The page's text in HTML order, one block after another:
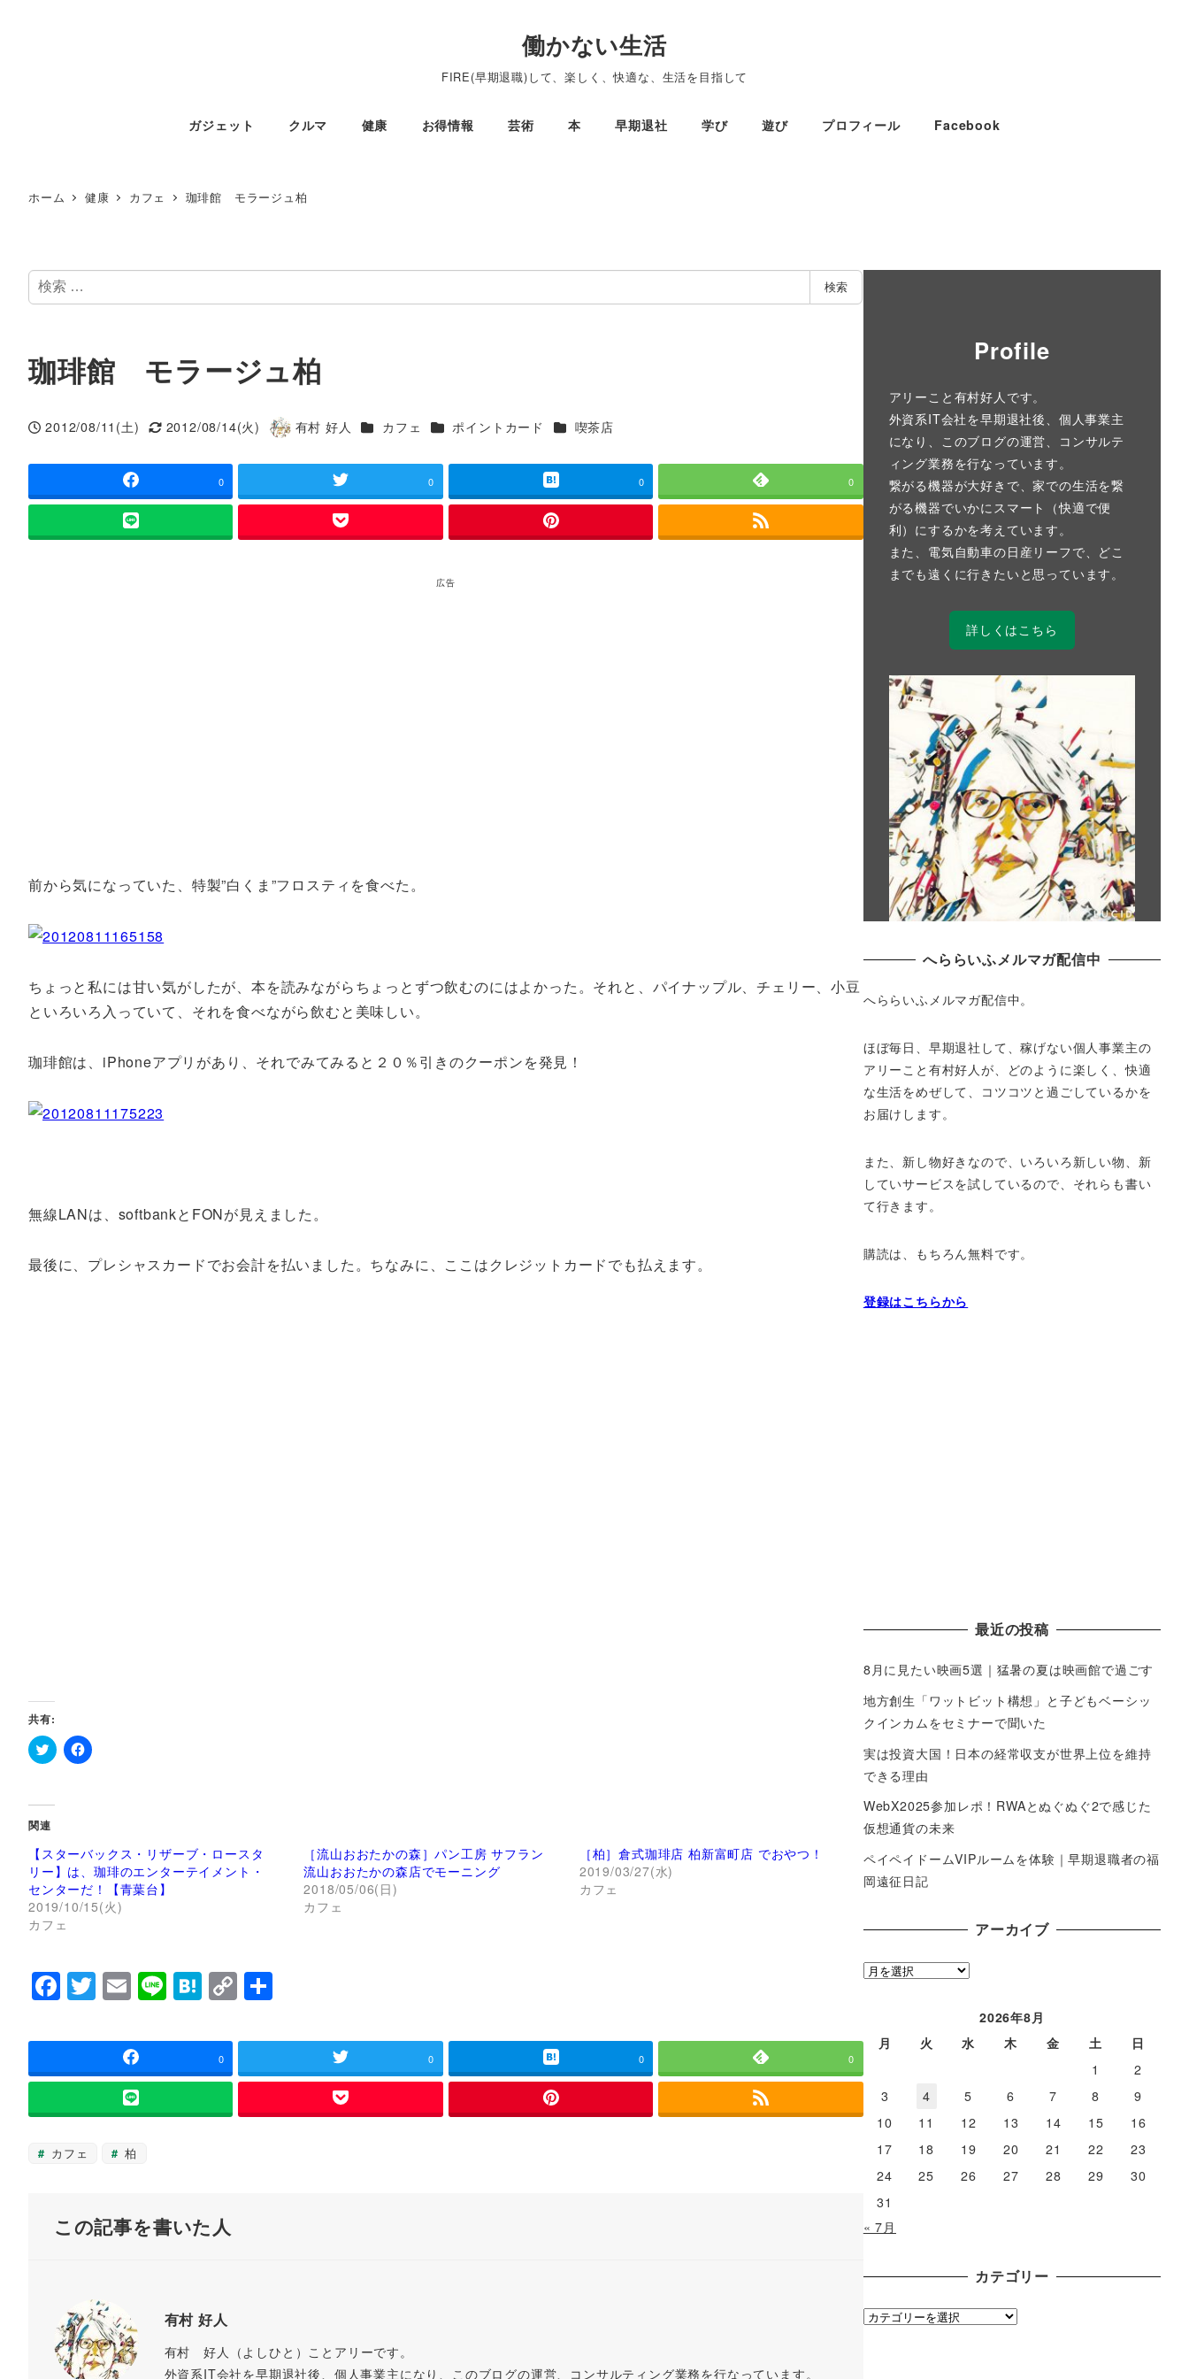
働かない生活
FIRE(早期退職)して、楽しく、快適な、生活を目指して
ガジェット クルマ 健康 お得情報 芸術 本 早期退社 学び 遊び プロフィール Facebook
ホーム 健康 カフェ 珈琲館 モラージュ柏
検
索
検索
珈琲館 モラージュ柏
投稿日
2012/08/11(土)
更新日
2012/08/14(火)
著
有村 好人 カテゴリー
カフェ カテゴリー
ポイントカード カテゴリー
喫茶店
0 0 0 0
広告
前から気になっていた、特製”白くま”フロスティを食べた。
ちょっと私には甘い気がしたが、本を読みながらちょっとずつ飲むのにはよかった。それと、パイナップル、チェリー、小豆
といろいろ入っていて、それを食べながら飲むと美味しい。
珈琲館は、iPhoneアプリがあり、それでみてみると２０％引きのクーポンを発見！
無線LANは、softbankとFONが見えました。
最後に、プレシャスカードでお会計を払いました。ちなみに、ここはクレジットカードでも払えます。
共有:
ク
し
て
T
i
t
t
e
r
で
共
有
し
い
ウ
ィ
ウ
き
ま
F
で
共
有
す
る
に
ク
し
て
く
い
し
い
ン
で
関連
【スターバックス・リザーブ・ロースタ
リー】は、珈琲のエンターテイメント・
センターだ！【青葉台】
2019/10/15(火)
カフェ
［流山おおたかの森］パン工房 サフラン
流山おおたかの森店でモーニング
2018/05/06(日)
カフェ
［柏］倉式珈琲店 柏新富町店 でおやつ！
2019/03/27(水)
カフェ
F
a
c
e
o
o
T
wi
tt
er
E
m
ai
l
Li
n
e
H
at
e
n
C
o
p
y
n
0 0 0 0
カフェ 柏
この記事を書いた人
有村 好人
有村 好人（よしひと）ことアリーです。
外資系IT会社を早期退社後、個人事業主になり、このブログの運営、コンサルティング業務を行なっています。
Profile
アリーこと有村好人です。
外資系IT会社を早期退社後、個人事業主
になり、このブログの運営、コンサルテ
ィング業務を行なっています。
繋がる機器が大好きで、家での生活を繋
がる機器でいかにスマート（快適で便
利）にするかを考えています。
また、電気自動車の日産リーフで、どこ
までも遠くに行きたいと思っています。
詳しくはこちら
へららいふメルマガ配信中
へららいふメルマガ配信中。
ほぼ毎日、早期退社して、稼げない個人事業主の
アリーこと有村好人が、どのように楽しく、快適
な生活をめぜして、 コツコツと過ごしているかを
お届けします。
また、新し物好きなので、いろいろ新しい物、 新
していサービスを試しているので、それらも書い
て行きます。
購読は、もちろん無料です。
登録はこちらから
最近の投稿
8月に見たい映画5選｜猛暑の夏は映画館で過ごす
地方創生「ワットビット構想」と子どもベーシッ
クインカムをセミナーで聞いた
実は投資大国！日本の経常収支が世界上位を維持
できる理由
WebX2025参加レポ！RWAとぬぐぬぐ2で感じた
仮想通貨の未来
ペイペイドームVIPルームを体験｜早期退職者の福
岡遠征日記
アーカイブ
ア
2026年8月
月
火 水 木 金 土
日
1
2
3
4 5 6 7 8
9
10
11 12 13 14 15
16
17
18 19 20 21 22
23
24
25 26 27 28 29
30
31
« 7月
カテゴリー
カ